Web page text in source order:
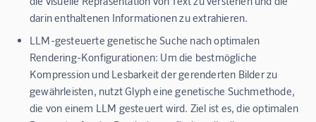
darin enthaltenen Informationen zu extrahieren.
LLM-gesteuerte genetische Suche nach optimalen
Rendering-Konfigurationen: Um die bestmögliche
Kompression und Lesbarkeit der gerenderten Bilder zu
gewährleisten, nutzt Glyph eine genetische Suchmethode,
die von einem LLM gesteuert wird. Ziel ist es, die optimalen